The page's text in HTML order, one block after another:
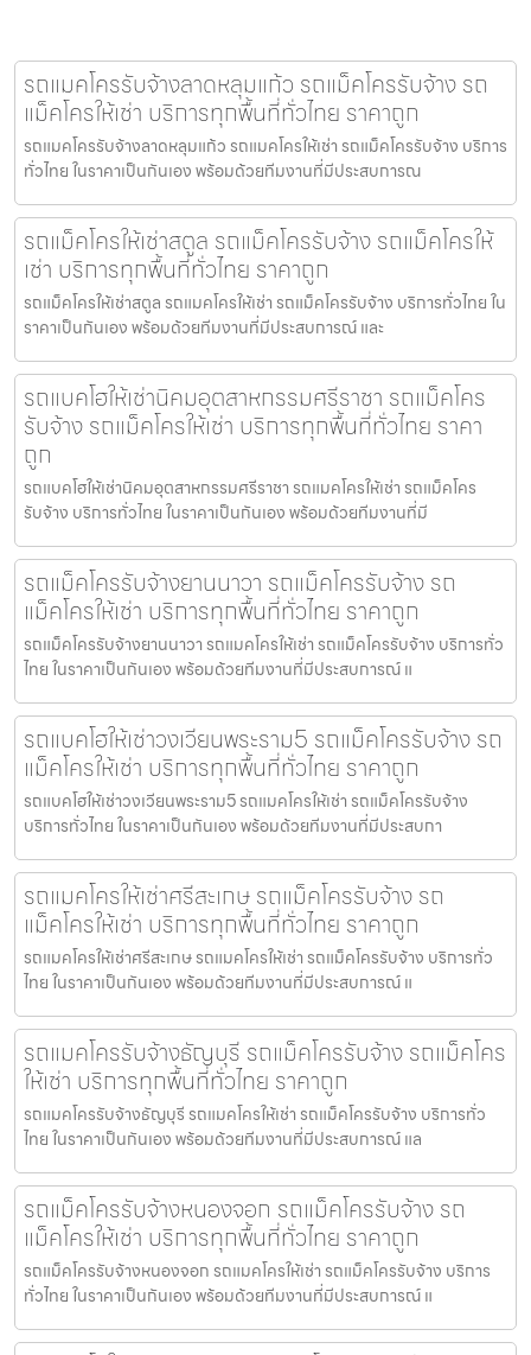
รถแมคโครรับจ้างลาดหลุมแก้ว รถแม็คโครรับจ้าง รถ
แม็คโครให้เช่า บริการทุกพื้นที่ทั่วไทย ราคาถูก
รถแมคโครรับจ้างลาดหลุมแก้ว รถแมคโครให้เช่า รถแม็คโครรับจ้าง บริการ
ทั่วไทย ในราคาเป็นกันเอง พร้อมด้วยทีมงานที่มีประสบการณ
รถแม็คโครให้เช่าสตูล รถแม็คโครรับจ้าง รถแม็คโครให้
เช่า บริการทุกพื้นที่ทั่วไทย ราคาถูก
รถแม็คโครให้เช่าสตูล รถแมคโครให้เช่า รถแม็คโครรับจ้าง บริการทั่วไทย ใน
ราคาเป็นกันเอง พร้อมด้วยทีมงานที่มีประสบการณ์ และ
รถแบคโฮให้เช่านิคมอุตสาหกรรมศรีราชา รถแม็คโคร
รับจ้าง รถแม็คโครให้เช่า บริการทุกพื้นที่ทั่วไทย ราคา
ถูก
รถแบคโฮให้เช่านิคมอุตสาหกรรมศรีราชา รถแมคโครให้เช่า รถแม็คโคร
รับจ้าง บริการทั่วไทย ในราคาเป็นกันเอง พร้อมด้วยทีมงานที่มี
รถแม็คโครรับจ้างยานนาวา รถแม็คโครรับจ้าง รถ
แม็คโครให้เช่า บริการทุกพื้นที่ทั่วไทย ราคาถูก
รถแม็คโครรับจ้างยานนาวา รถแมคโครให้เช่า รถแม็คโครรับจ้าง บริการทั่ว
ไทย ในราคาเป็นกันเอง พร้อมด้วยทีมงานที่มีประสบการณ์ แ
รถแบคโฮให้เช่าวงเวียนพระราม5 รถแม็คโครรับจ้าง รถ
แม็คโครให้เช่า บริการทุกพื้นที่ทั่วไทย ราคาถูก
รถแบคโฮให้เช่าวงเวียนพระราม5 รถแมคโครให้เช่า รถแม็คโครรับจ้าง
บริการทั่วไทย ในราคาเป็นกันเอง พร้อมด้วยทีมงานที่มีประสบกา
รถแมคโครให้เช่าศรีสะเกษ รถแม็คโครรับจ้าง รถ
แม็คโครให้เช่า บริการทุกพื้นที่ทั่วไทย ราคาถูก
รถแมคโครให้เช่าศรีสะเกษ รถแมคโครให้เช่า รถแม็คโครรับจ้าง บริการทั่ว
ไทย ในราคาเป็นกันเอง พร้อมด้วยทีมงานที่มีประสบการณ์ แ
รถแมคโครรับจ้างธัญบุรี รถแม็คโครรับจ้าง รถแม็คโคร
ให้เช่า บริการทุกพื้นที่ทั่วไทย ราคาถูก
รถแมคโครรับจ้างธัญบุรี รถแมคโครให้เช่า รถแม็คโครรับจ้าง บริการทั่ว
ไทย ในราคาเป็นกันเอง พร้อมด้วยทีมงานที่มีประสบการณ์ แล
รถแม็คโครรับจ้างหนองจอก รถแม็คโครรับจ้าง รถ
แม็คโครให้เช่า บริการทุกพื้นที่ทั่วไทย ราคาถูก
รถแม็คโครรับจ้างหนองจอก รถแมคโครให้เช่า รถแม็คโครรับจ้าง บริการ
ทั่วไทย ในราคาเป็นกันเอง พร้อมด้วยทีมงานที่มีประสบการณ์ แ